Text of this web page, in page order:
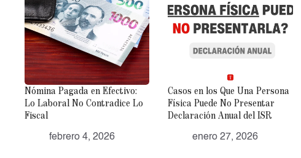
Nómina Pagada en Efectivo:
Lo Laboral No Contradice Lo
Fiscal
febrero 4, 2026
Casos en los Que Una Persona
Física Puede No Presentar
Declaración Anual del ISR
enero 27, 2026